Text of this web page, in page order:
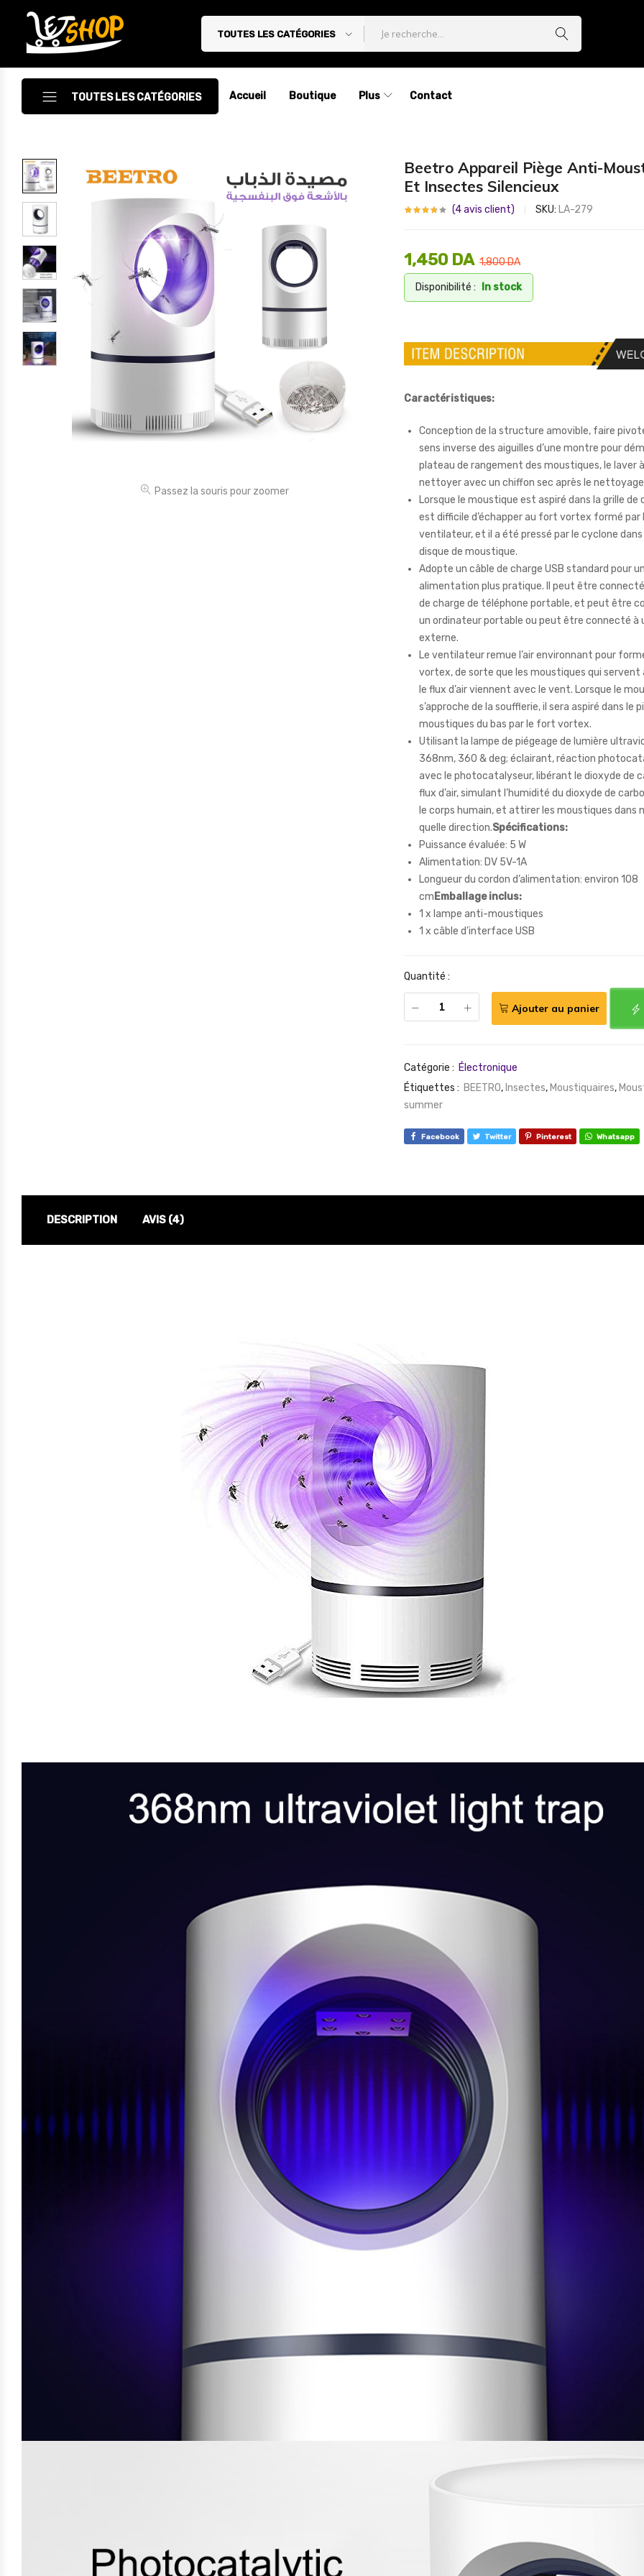
Letshop.dz
TOUTES LES CATÉGORIES
TOUTES LES CATÉGORIES
Accessoires
Accessoires Auto/Moto
Accessoires PC
Camping & Randonnée
Cuisine
Décoration
Electroménager
Électronique
Jouets
Maternité
Outillages & Bricolage
Accueil Boutique Plus Contact
Passez la souris pour zoomer
Beetro Appareil Piège Anti-
Et Insectes Silencieux
(4avis client) SKU: LA-279
1,800DA
1,450 DA
Disponibilité : In stock
Caractéristiques:
Conception de la structure amovible, faire
sens inverse des aiguilles d’une montre pour
plateau de rangement des moustiques, le laver à
nettoyer avec un chiffon sec après le
Lorsque le moustique est aspiré dans la grille de
est difficile d’échapper au fort vortex formé par
ventilateur, et il a été pressé par le cyclone
disque de moustique.
Adopte un câble de charge USB standard pour
alimentation plus pratique. Il peut être
de charge de téléphone portable, et peut être
un ordinateur portable ou peut être connecté à
externe.
Le ventilateur remue l’air environnant pour
vortex, de sorte que les moustiques qui servent
le flux d’air viennent avec le vent. Lorsque le
s’approche de la soufflerie, il sera aspiré dans le
moustiques du bas par le fort vortex.
Utilisant la lampe de piégeage de lumière
368nm, 360 & deg; éclairant, réaction
avec le photocatalyseur, libérant le dioxyde de
flux d’air, simulant l’humidité du dioxyde de
le corps humain, et attirer les moustiques dans
quelle direction.Spécifications:
Puissance évaluée: 5 W
Alimentation: DV 5V-1A
Longueur du cordon d’alimentation: environ 108
cmEmballage inclus:
1 x lampe anti-moustiques
1 x câble d’interface USB
Quantité :
Ajouter au panier
Catégorie : Électronique
Étiquettes : BEETRO,Insectes,Moustiquaires,
summer
Facebook Twitter Pinterest Whatsapp
DESCRIPTION AVIS (4)